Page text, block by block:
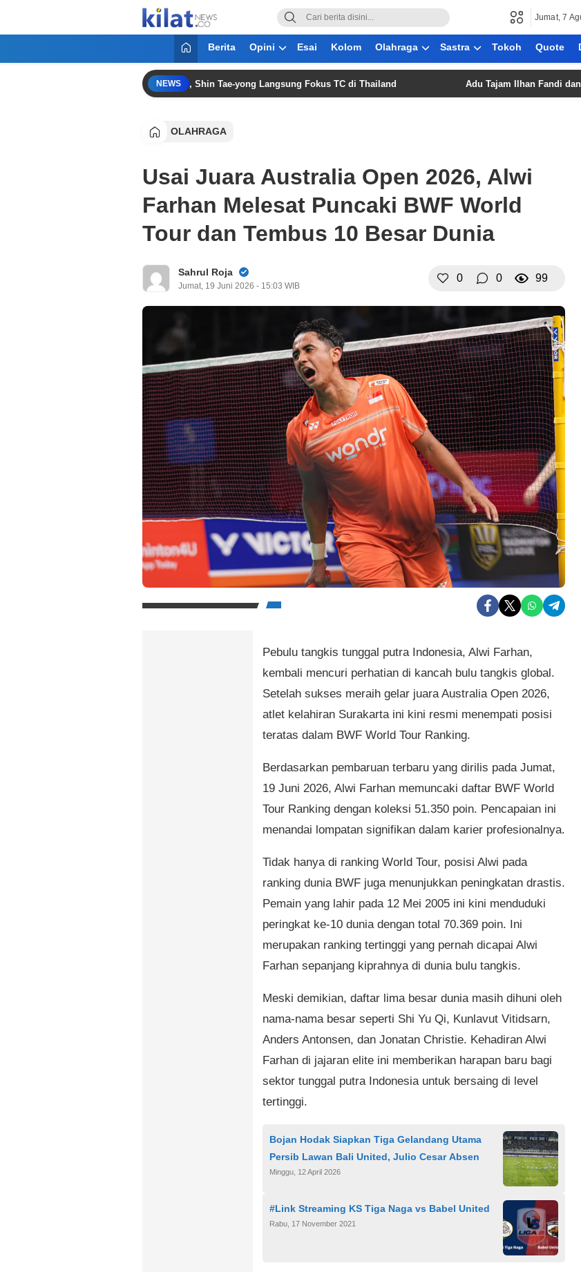
KilatNews.co
Mencerdaskan Anak Bangsa
Jumat, 7
Berita Opini Esai Kolom Olahraga Sastra Tokoh Quote
NEWS
Ketiga Piala Presiden 2026, Shin Tae-yong Langsung Fokus TC di Thailand Adu Tajam Ilhan Fandi dan
OLAHRAGA
Usai Juara Australia Open 2026, Alwi
Farhan Melesat Puncaki BWF World
Tour dan Tembus 10 Besar Dunia
Sahrul Roja
Jumat, 19 Juni 2026 - 15:03 WIB
0 0 99
Pebulu tangkis tunggal putra Indonesia, Alwi Farhan,
kembali mencuri perhatian di kancah bulu tangkis global.
Setelah sukses meraih gelar juara Australia Open 2026,
atlet kelahiran Surakarta ini kini resmi menempati posisi
teratas dalam BWF World Tour Ranking.
Berdasarkan pembaruan terbaru yang dirilis pada Jumat,
19 Juni 2026, Alwi Farhan memuncaki daftar BWF World
Tour Ranking dengan koleksi 51.350 poin. Pencapaian ini
menandai lompatan signifikan dalam karier profesionalnya.
Tidak hanya di ranking World Tour, posisi Alwi pada
ranking dunia BWF juga menunjukkan peningkatan drastis.
Pemain yang lahir pada 12 Mei 2005 ini kini menduduki
peringkat ke-10 dunia dengan total 70.369 poin. Ini
merupakan ranking tertinggi yang pernah dicapai Alwi
Farhan sepanjang kiprahnya di dunia bulu tangkis.
Meski demikian, daftar lima besar dunia masih dihuni oleh
nama-nama besar seperti Shi Yu Qi, Kunlavut Vitidsarn,
Anders Antonsen, dan Jonatan Christie. Kehadiran Alwi
Farhan di jajaran elite ini memberikan harapan baru bagi
sektor tunggal putra Indonesia untuk bersaing di level
tertinggi.
Bojan Hodak Siapkan Tiga Gelandang Utama
Persib Lawan Bali United, Julio Cesar Absen
Minggu, 12 April 2026
#Link Streaming KS Tiga Naga vs Babel United
Rabu, 17 November 2021